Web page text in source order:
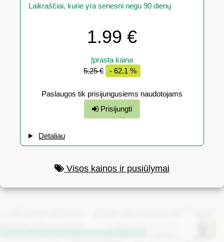
Laikraščiai, kurie yra senesni negu 90 dienų
1.99 €
Įprasta kaina
5.25 €
- 62.1 %
Paslaugos tik prisijungusiems naudotojams
Prisijungti
Detaliau
Visos kainos ir pusiūlymai